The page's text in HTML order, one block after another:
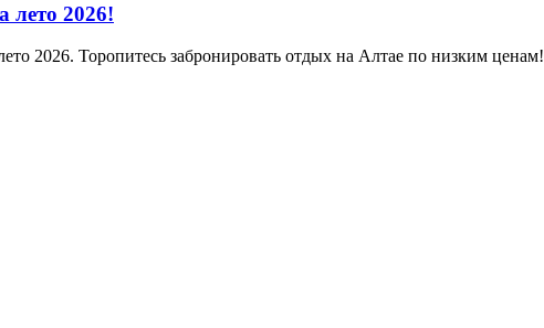
лето 2026!
2026. Торопитесь забронировать отдых на Алтае по низким ценам!